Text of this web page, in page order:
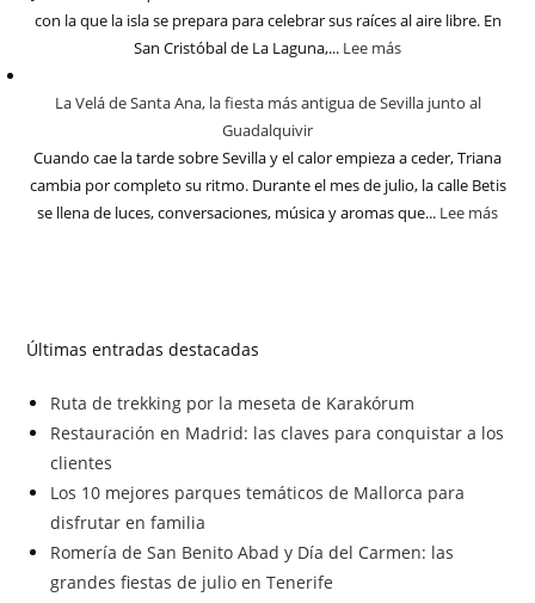
con la que la isla se prepara para celebrar sus raíces al aire libre. En
San Cristóbal de La Laguna,... Lee más
La Velá de Santa Ana, la fiesta más antigua de Sevilla junto al
Guadalquivir
Cuando cae la tarde sobre Sevilla y el calor empieza a ceder, Triana
cambia por completo su ritmo. Durante el mes de julio, la calle Betis
se llena de luces, conversaciones, música y aromas que... Lee más
Últimas entradas destacadas
Ruta de trekking por la meseta de Karakórum
Restauración en Madrid: las claves para conquistar a los
clientes
Los 10 mejores parques temáticos de Mallorca para
disfrutar en familia
Romería de San Benito Abad y Día del Carmen: las
grandes fiestas de julio en Tenerife